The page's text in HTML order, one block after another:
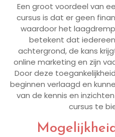
Een groot voordeel van
cursus is dat er geen
waardoor het
betekent dat
achtergrond, de kans
online marketing en zijn
Door deze
beginnen verlaagd en
van de kennis en
cursus te